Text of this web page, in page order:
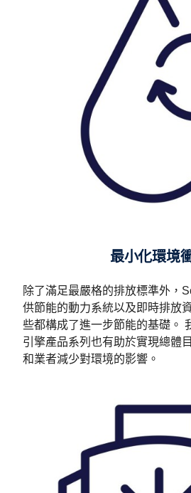
最小化環境
除了滿足最嚴格的排放標準外，
供節能的動力系統以及即時排放
些都構成了進一步節能的基礎。
引擎產品系列也有助於實現總體
和業者減少對環境的影響。